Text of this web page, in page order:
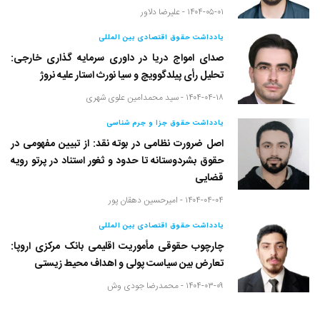
۱۴۰۴-۰۵-۰۱ - علیرضا دلاور
یادداشت حقوق اقتصادی بین المللی
صدای امواج دریا در داوری سرمایه گذاری خارجی:
تحلیل رأی پیلدگوویچ و سیا نورث استار علیه نروژ
۱۴۰۴-۰۴-۱۸ - سید محمدامین علوی شهری
یادداشت حقوق جزا و جرم شناسی
اصل ضرورت نظامی در بوته نقد: از تبیین مفهومی در
حقوق بشردوستانه تا حدود و ثغور استناد در پرتو رویه
قضایی
۱۴۰۴-۰۴-۰۴ - امیرحسین دهقان پور
یادداشت حقوق اقتصادی بین المللی
چارچوب حقوقی مأموریت اقلیمی بانک مرکزی اروپا:
تعارض بین سیاست پولی و اهداف محیط زیستی
۱۴۰۴-۰۳-۰۹ - محمدرضا جودی وش